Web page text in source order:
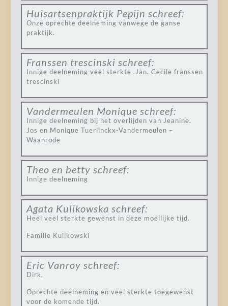
Huisartsenpraktijk Pepijn schreef:
Onze oprechte deelneming vanwege de ganse
praktijk.
Franssen trescinski schreef:
Innige deelneming veel sterkte .Jan. Cecile franssen
trescinski
Vandermeulen Monique schreef:
Innige deelneming bij het overlijden van Jeanine.
Jos en Monique Tuerlinckx-Vandermeulen –
Waanrode
Theo en betty schreef:
Innige deelneming
Agata Kulikowska schreef:
Heel veel sterkte gewenst in deze moeilijke tijd.
Familie Kulikowski
Eric Vanroy schreef:
Dirk,
Oprechte deelneming en veel sterkte toegewenst
voor de komende tijd.